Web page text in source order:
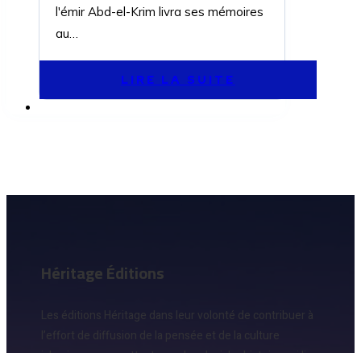
l'émir Abd-el-Krim livra ses mémoires
au…
LIRE LA SUITE
Héritage Éditions
Les éditions Héritage dans leur volonté de contribuer à
l’effort de diffusion de la pensée et de la culture